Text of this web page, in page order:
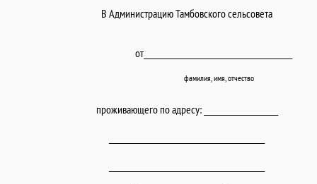
В Администрацию Тамбовского сельсовета
от__________________________________________
фамилия, имя, отчество
проживающего по адресу: _____________________